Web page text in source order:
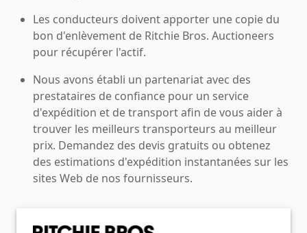
Les conducteurs doivent apporter une copie du
bon d'enlèvement de Ritchie Bros. Auctioneers
pour récupérer l'actif.
Nous avons établi un partenariat avec des
prestataires de confiance pour un service
d'expédition et de transport afin de vous aider à
trouver les meilleurs transporteurs au meilleur
prix. Demandez des devis gratuits ou obtenez
des estimations d'expédition instantanées sur les
sites Web de nos fournisseurs.